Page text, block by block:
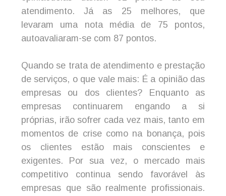
atendimento. Já as 25 melhores, que
levaram uma nota média de 75 pontos,
autoavaliaram-se com 87 pontos.
Quando se trata de atendimento e prestação
de serviços, o que vale mais: É a opinião das
empresas ou dos clientes? Enquanto as
empresas continuarem engando a si
próprias, irão sofrer cada vez mais, tanto em
momentos de crise como na bonança, pois
os clientes estão mais conscientes e
exigentes. Por sua vez, o mercado mais
competitivo continua sendo favorável às
empresas que são realmente profissionais.